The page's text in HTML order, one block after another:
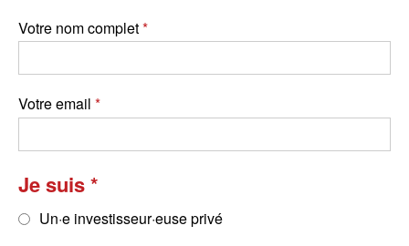
Votre nom complet
Votre email
Je suis
Un·e investisseur·euse privé